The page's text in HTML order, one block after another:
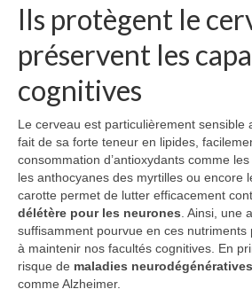
Ils protègent le
préservent les
cognitives
Le cerveau est particulièrement sensible
fait de sa forte teneur en lipides,
consommation d’antioxydants comme
les anthocyanes des myrtilles ou encore
carotte permet de lutter efficacement
délétère pour les neurones . Ainsi, une
suffisamment pourvue en ces
à maintenir nos facultés cognitives. En
risque de maladies neurodégénératives
comme Alzheimer.